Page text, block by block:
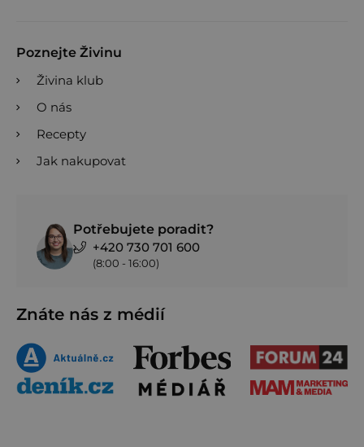
Poznejte Živinu
Živina klub
O nás
Recepty
Jak nakupovat
Potřebujete poradit?
+420 730 701 600
(8:00 - 16:00)
Znáte nás z médií